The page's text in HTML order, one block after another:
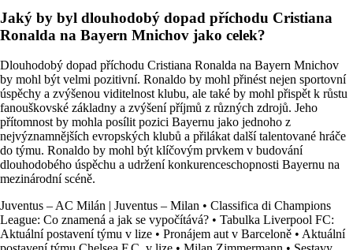
Jaký by byl dlouhodobý dopad příchodu Cristiana
Ronalda na Bayern Mnichov jako celek?
Dlouhodobý dopad příchodu Cristiana Ronalda na Bayern Mnichov
by mohl být velmi pozitivní. Ronaldo by mohl přinést nejen sportovní
úspěchy a zvýšenou viditelnost klubu, ale také by mohl přispět k růstu
fanouškovské základny a zvýšení příjmů z různých zdrojů. Jeho
přítomnost by mohla posílit pozici Bayernu jako jednoho z
nejvýznamnějších evropských klubů a přilákat další talentované hráče
do týmu. Ronaldo by mohl být klíčovým prvkem v budování
dlouhodobého úspěchu a udržení konkurenceschopnosti Bayernu na
mezinárodní scéně.
Juventus – AC Milán | Juventus – Milan • Classifica di Champions
League: Co znamená a jak se vypočítává? • Tabulka Liverpool FC:
Aktuální postavení týmu v lize • Pronájem aut v Barceloně • Aktuální